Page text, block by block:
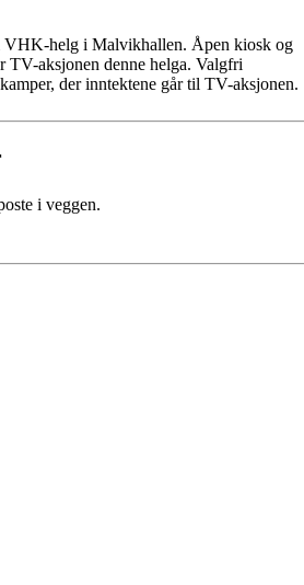
VHK-helg i Malvikhallen. Åpen kiosk og
aksjonen denne helga. Valgfri
der inntektene går til TV-aksjonen.
i veggen.